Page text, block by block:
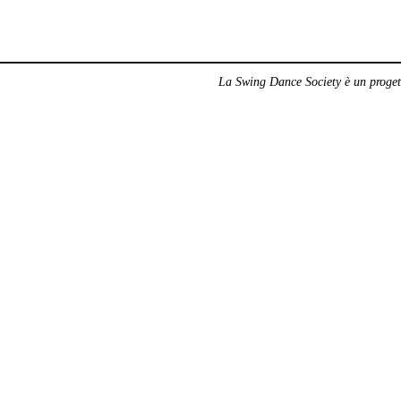
La Swing Dance Society è un